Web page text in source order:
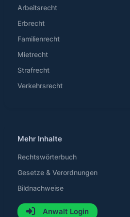
Arbeitsrecht
Erbrecht
Familienrecht
Mietrecht
Strafrecht
Verkehrsrecht
Mehr Inhalte
Rechtswörterbuch
Gesetze & Verordnungen
Bildnachweise
Anwalt Login